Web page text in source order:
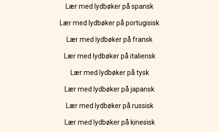
Lær med lydbøker på spansk
Lær med lydbøker på portugisisk
Lær med lydbøker på fransk
Lær med lydbøker på italiensk
Lær med lydbøker på tysk
Lær med lydbøker på japansk
Lær med lydbøker på russisk
Lær med lydbøker på kinesisk